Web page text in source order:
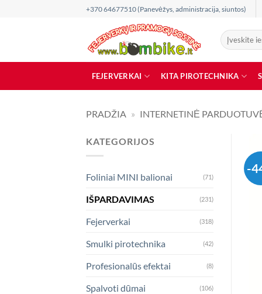
+370 64677510 (Panevėžys, administracija, siuntos)
Ieškoti:
FEJERVERKAI KITA PIROTECHNIKA
PRADŽIA » INTERNETINĖ
KATEGORIJOS
Foliniai MINI balionai (71)
IŠPARDAVIMAS (231)
Fejerverkai (318)
Smulki pirotechnika (42)
Profesionalūs efektai (8)
Spalvoti dūmai (106)
-